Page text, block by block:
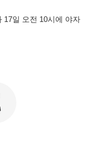
17일 오전 10시에 야자